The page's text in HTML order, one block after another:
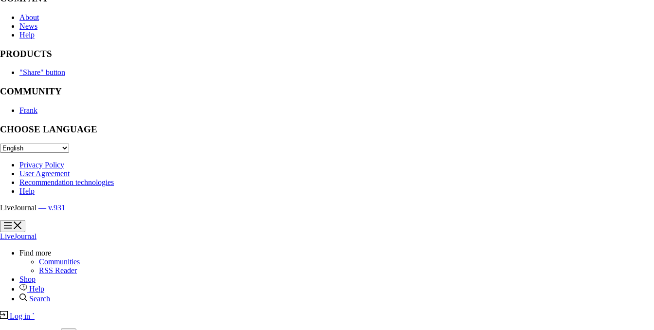
About
News
Help
PRODUCTS
"Share" button
COMMUNITY
Frank
CHOOSE LANGUAGE
Privacy Policy
User Agreement
Recommendation technologies
Help
LiveJournal — v.931
?
?
LiveJournal
Find more
Communities
RSS Reader
Shop
Help
Search
Log in `